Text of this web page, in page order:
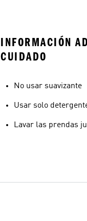
INFORMACIÓN
CUIDADO
No usar suavizante
Usar solo
Lavar las prendas